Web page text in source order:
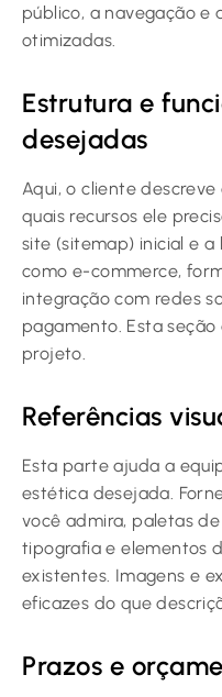
público, a navegação e
otimizadas.
Estrutura e
desejadas
Aqui, o cliente
quais recursos ele
site (sitemap) inicial e
como e-commerce,
integração com redes
pagamento. Esta
projeto.
Referências
Esta parte ajuda a
estética desejada.
você admira, paletas
tipografia e elementos
existentes. Imagens e
eficazes do que
Prazos e